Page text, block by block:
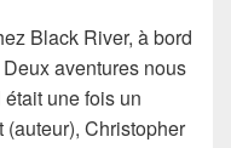
Black River, à bord
aventures nous
une fois un
Christopher